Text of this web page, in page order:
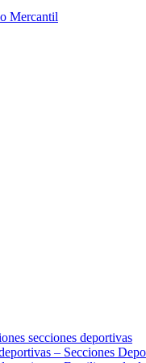
Mercantil
secciones deportivas
– Secciones